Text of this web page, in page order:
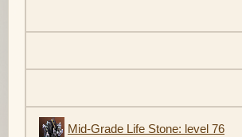
Mid-Grade Life Stone: level 76